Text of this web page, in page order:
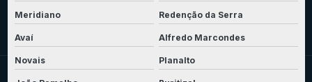
Meridiano Redenção da Serra
Avaí Alfredo Marcondes
Novais Planalto